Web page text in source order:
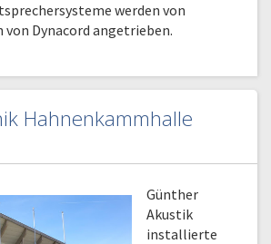
werden von
Dynacord angetrieben.
Hahnenkammhalle
Günther
Akustik
installierte